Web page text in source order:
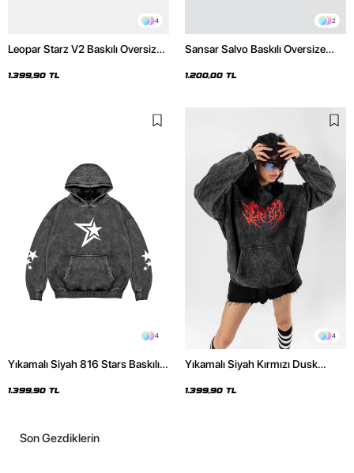
4
Leopar Starz V2 Baskılı Oversize
Hoodie
1.399,90 TL
2
Sansar Salvo Baskılı Oversize
1.200,00 TL
4
Yıkamalı Siyah 816 Stars Baskılı
1.399,90 TL
4
Yıkamalı Siyah Kırmızı Dusk
1.399,90 TL
Son Gezdiklerin